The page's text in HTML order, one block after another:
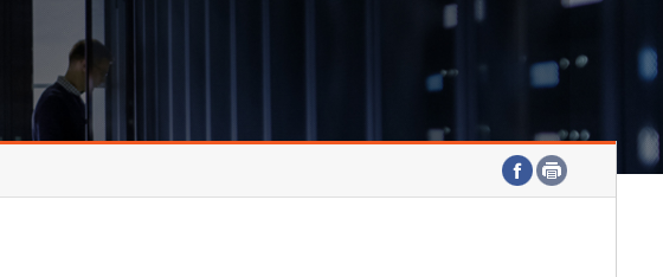
호남권연구본부
기획본부
연구원 고객헌장
주요업무연락처